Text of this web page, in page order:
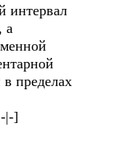
интервал
а
пределах
|-]